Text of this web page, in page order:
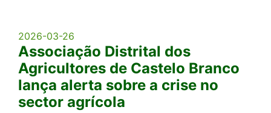
2026-03-26
Associação Distrital dos
Agricultores de Castelo Branco
lança alerta sobre a crise no
sector agrícola